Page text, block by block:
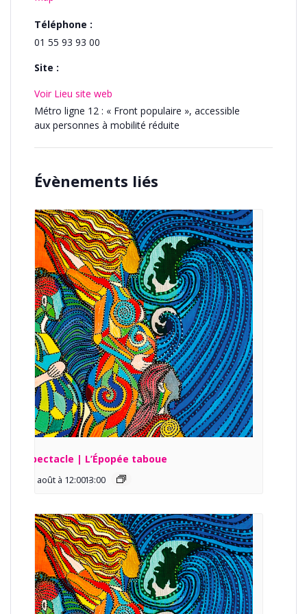
Téléphone :
01 55 93 93 00
Site :
Voir Lieu site web
Métro ligne 12 : « Front populaire », accessible
aux personnes à mobilité réduite
Évènements liés
Spectacle | L’Épopée taboue
13 août à 12:00 -
13:00